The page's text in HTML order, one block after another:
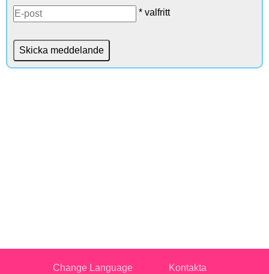
* valfritt
Change Language Kontakta